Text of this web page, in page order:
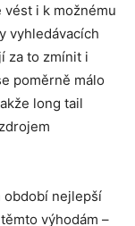
i k možnému
vyhledávacích
za to zmínit i
poměrně málo
long tail
období nejlepší
výhodám –